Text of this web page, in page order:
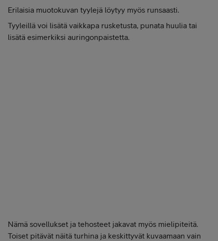
Erilaisia muotokuvan tyylejä löytyy myös runsaasti.
Tyyleillä voi lisätä vaikkapa rusketusta, punata huulia tai
lisätä esimerkiksi auringonpaistetta.
Nämä sovellukset ja tehosteet jakavat myös mielipiteitä.
Toiset pitävät näitä turhina ja keskittyvät kuvaamaan vain